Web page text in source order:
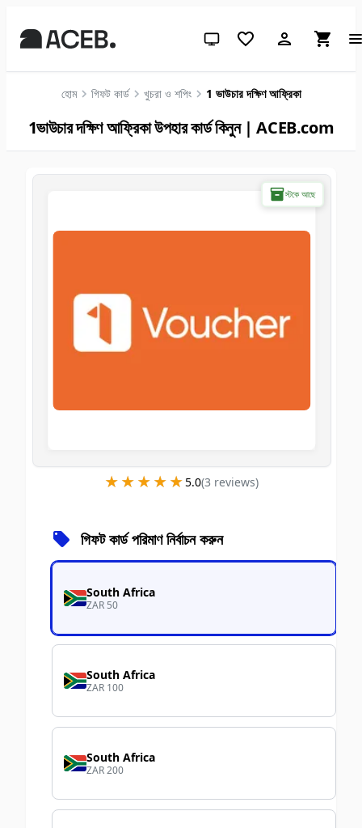
সিস্টেম থিম (লাইটের জন্য ক্লিক করুন)
হোম গিফট কার্ড খুচরা ও শপিং 1 ভাউচার দক্ষিণ আফ্রিকা
1ভাউচার দক্ষিণ আফ্রিকা উপহার কার্ড কিনুন | ACEB.com
স্টকে আছে
★★★★★
★★★★★5.0(3 reviews)
গিফট কার্ড পরিমাণ নির্বাচন করুন
South Africa
ZAR 50
South Africa
ZAR 100
South Africa
ZAR 200